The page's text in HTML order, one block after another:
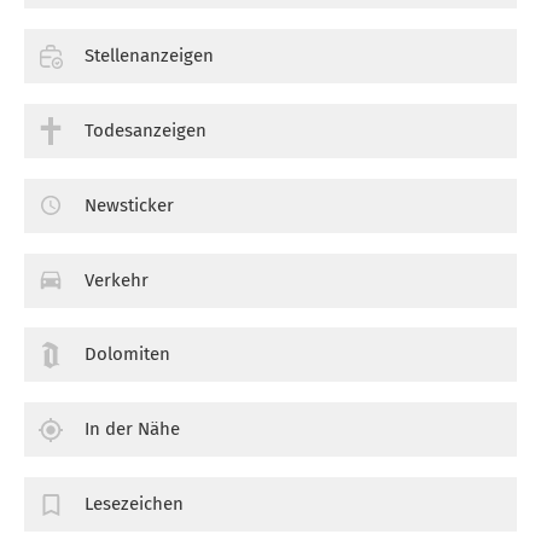
Stellenanzeigen
Todesanzeigen
Newsticker
Verkehr
Dolomiten
In der Nähe
Lesezeichen